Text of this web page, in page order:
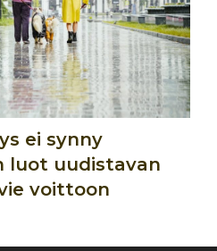
ei synny
luot uudistavan
voittoon